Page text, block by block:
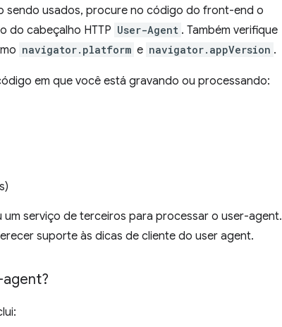
sendo usados, procure no código do front-end o
do cabeçalho HTTP User-Agent . Também verifique
navigator.platform e navigator.appVersion .
em que você está gravando ou processando:
serviço de terceiros para processar o user-agent.
suporte às dicas de cliente do user agent.